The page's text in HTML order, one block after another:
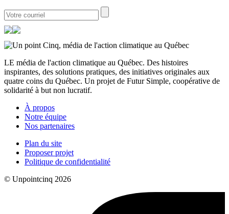
LE média de l'action climatique au Québec. Des histoires
inspirantes, des solutions pratiques, des initiatives originales aux
quatre coins du Québec. Un projet de Futur Simple, coopérative de
solidarité à but non lucratif.
À propos
Notre équipe
Nos partenaires
Plan du site
Proposer projet
Politique de confidentialité
© Unpointcinq 2026